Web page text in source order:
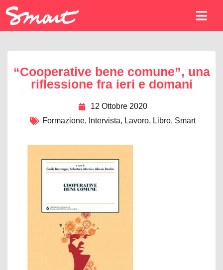
“Cooperative bene comune”, una
riflessione fra ieri e domani
12 Ottobre 2020
Formazione, Intervista, Lavoro, Libro, Smart